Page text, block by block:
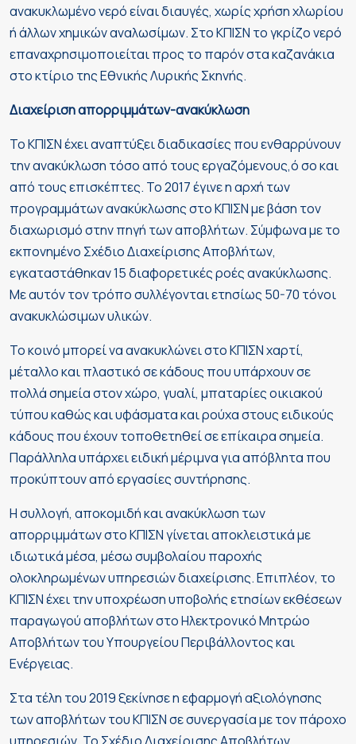
ανακυκλωμένο νερό είναι διαυγές, χωρίς χρήση χλωρίου
ή άλλων χημικών αναλωσίμων. Στο ΚΠΙΣΝ το γκρίζο νερό
επαναχρησιμοποιείται προς το παρόν στα καζανάκια
στο κτίριο της Εθνικής Λυρικής Σκηνής.
Διαχείριση απορριμμάτων-ανακύκλωση
Το ΚΠΙΣΝ έχει αναπτύξει διαδικασίες που ενθαρρύνουν
την ανακύκλωση τόσο από τους εργαζόμενους,ό σο και
από τους επισκέπτες. Το 2017 έγινε η αρχή των
προγραμμάτων ανακύκλωσης στο ΚΠΙΣΝ με βάση τον
διαχωρισμό στην πηγή των αποβλήτων. Σύμφωνα με το
εκπονημένο Σχέδιο Διαχείρισης Αποβλήτων,
εγκαταστάθηκαν 15 διαφορετικές ροές ανακύκλωσης.
Με αυτόν τον τρόπο συλλέγονται ετησίως 50-70 τόνοι
ανακυκλώσιμων υλικών.
Το κοινό μπορεί να ανακυκλώνει στο ΚΠΙΣΝ χαρτί,
μέταλλο και πλαστικό σε κάδους που υπάρχουν σε
πολλά σημεία στον χώρο, γυαλί, μπαταρίες οικιακού
τύπου καθώς και υφάσματα και ρούχα στους ειδικούς
κάδους που έχουν τοποθετηθεί σε επίκαιρα σημεία.
Παράλληλα υπάρχει ειδική μέριμνα για απόβλητα που
προκύπτουν από εργασίες συντήρησης.
Η συλλογή, αποκομιδή και ανακύκλωση των
απορριμμάτων στο ΚΠΙΣΝ γίνεται αποκλειστικά με
ιδιωτικά μέσα, μέσω συμβολαίου παροχής
ολοκληρωμένων υπηρεσιών διαχείρισης. Επιπλέον, το
ΚΠΙΣΝ έχει την υποχρέωση υποβολής ετησίων εκθέσεων
παραγωγού αποβλήτων στο Ηλεκτρονικό Μητρώο
Αποβλήτων του Υπουργείου Περιβάλλοντος και
Ενέργειας.
Στα τέλη του 2019 ξεκίνησε η εφαρμογή αξιολόγησης
των αποβλήτων του ΚΠΙΣΝ σε συνεργασία με τον πάροχο